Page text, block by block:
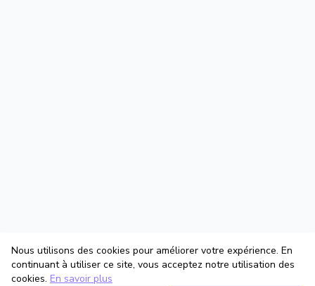
Nous utilisons des cookies pour améliorer votre expérience. En
continuant à utiliser ce site, vous acceptez notre utilisation des
cookies. En savoir plus